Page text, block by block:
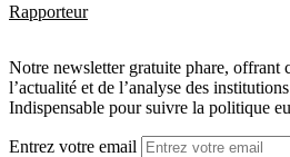
Rapporteur
Notre newsletter gratuite phare, offrant
l’actualité et de l’analyse des
Indispensable pour suivre la politique
Entrez votre email